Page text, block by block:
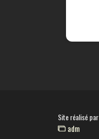
Site réalisé par
adm